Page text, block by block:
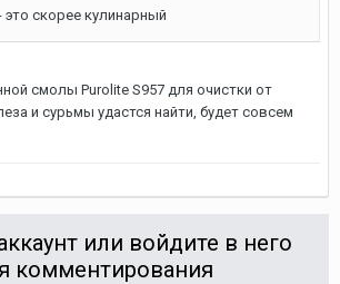
скорее кулинарный
смолы Purolite S957 для очистки от
и сурьмы удастся найти, будет совсем
или войдите в него
комментирования